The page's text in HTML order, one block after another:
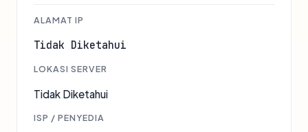
ALAMAT IP
Tidak Diketahui
LOKASI SERVER
Tidak Diketahui
ISP / PENYEDIA